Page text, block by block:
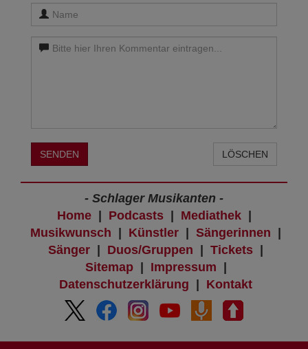
SENDEN LÖSCHEN
- Schlager Musikanten -
Home| Podcasts| Mediathek|
Musikwunsch | Künstler | Sängerinnen |
Sänger | Duos/Gruppen | Tickets |
Sitemap| Impressum |
Datenschutzerklärung | Kontakt